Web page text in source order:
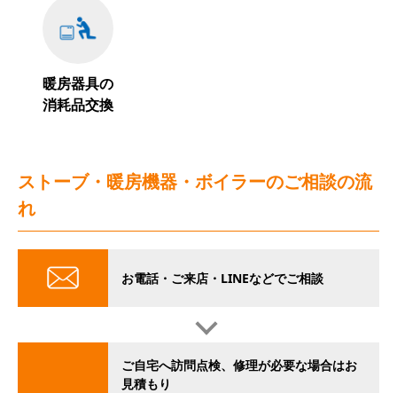
暖房器具の
消耗品交換
ストーブ・暖房機器・ボイラーのご相談の流
れ
お電話・ご来店・LINEなどでご相談
ご自宅へ訪問点検、修理が必要な場合はお
見積もり